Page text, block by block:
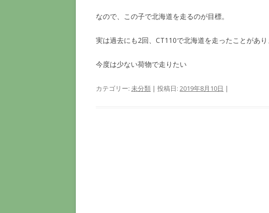
なので、この子で北海道を走るのが目標。
実は過去にも2回、CT110で北海道を走ったことがあり
今度は少ない荷物で走りたい
カテゴリー: 未分類 | 投稿日: 2019年8月10日 |